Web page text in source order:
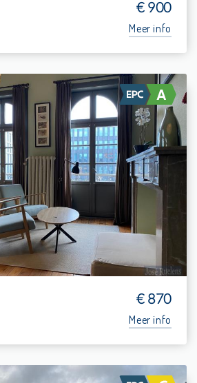
€ 900
Meer info
Te Huur: Studio
-
-
1
37 m²
€ 870
Meer info